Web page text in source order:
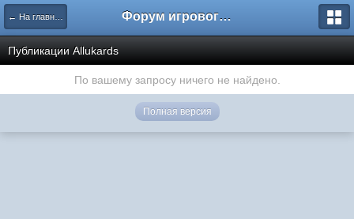
← На главную Форум игрового проекта Riverrise
Публикации Аllukards
По вашему запросу ничего не найдено.
Полная версия